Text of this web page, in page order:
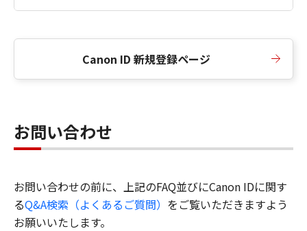
Canon ID 新規登録ページ
お問い合わせ
お問い合わせの前に、上記のFAQ並びにCanon IDに関す
るQ&A検索（よくあるご質問） をご覧いただきますよう
お願いいたします。